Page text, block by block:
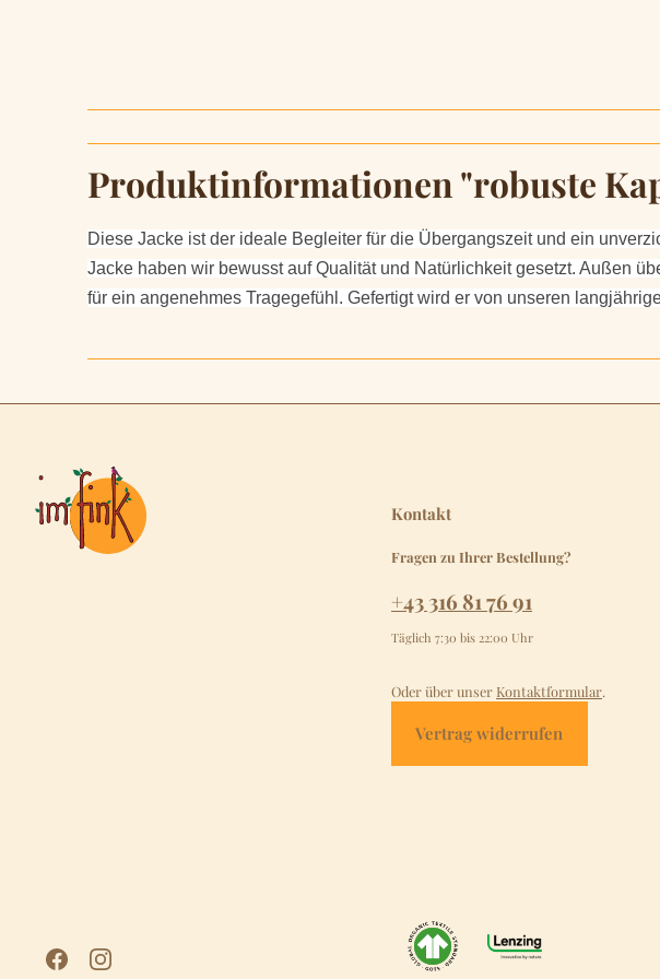
Produktinformationen "robuste
Diese Jacke ist der ideale Begleiter für die Übergangszeit und ein
Jacke haben wir bewusst auf Qualität und Natürlichkeit gesetzt. Außen
für ein angenehmes Tragegefühl. Gefertigt wird er von unseren
Kontakt
Fragen zu Ihrer Bestellung?
+43 316 81 76 91
Täglich 7:30 bis 22:00 Uhr
Oder über unser Kontaktformular.
Vertrag widerrufen